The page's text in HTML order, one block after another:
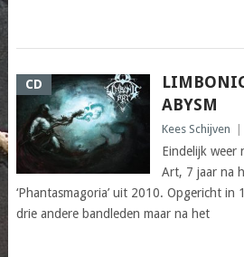
CD
ABYSM
Kees Schijven
Eindelijk weer
Art, 7 jaar na
‘Phantasmagoria’ uit 2010. Opgericht
drie andere bandleden maar na het